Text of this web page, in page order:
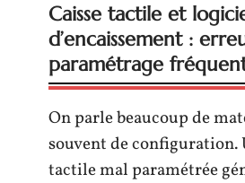
Caisse tactile et
d’encaissement :
paramétrage
On parle beaucoup de
souvent de configuration.
tactile mal paramétrée